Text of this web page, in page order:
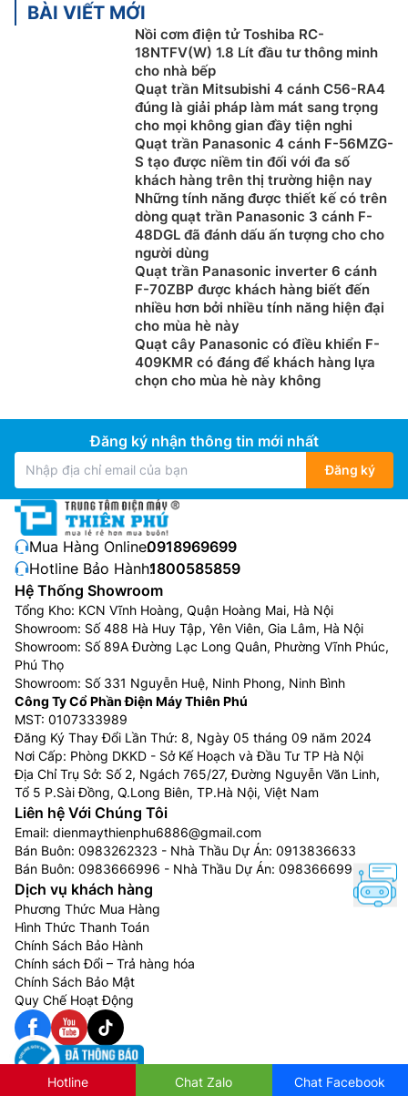
BÀI VIẾT MỚI
Nồi cơm điện tử Toshiba RC-
18NTFV(W) 1.8 Lít đầu tư thông minh
cho nhà bếp
Quạt trần Mitsubishi 4 cánh C56-RA4
đúng là giải pháp làm mát sang trọng
cho mọi không gian đầy tiện nghi
Quạt trần Panasonic 4 cánh F-56MZG-
S tạo được niềm tin đối với đa số
khách hàng trên thị trường hiện nay
Những tính năng được thiết kế có trên
dòng quạt trần Panasonic 3 cánh F-
48DGL đã đánh dấu ấn tượng cho cho
người dùng
Quạt trần Panasonic inverter 6 cánh
F-70ZBP được khách hàng biết đến
nhiều hơn bởi nhiều tính năng hiện đại
cho mùa hè này
Quạt cây Panasonic có điều khiển F-
409KMR có đáng để khách hàng lựa
chọn cho mùa hè này không
Đăng ký nhận thông tin mới nhất
Đăng ký
Mua Hàng Online:0918969699
Hotline Bảo Hành:1800585859
Hệ Thống Showroom
Tổng Kho: KCN Vĩnh Hoàng, Quận Hoàng Mai, Hà Nội
Showroom: Số 488 Hà Huy Tập, Yên Viên, Gia Lâm, Hà Nội
Showroom: Số 89A Đường Lạc Long Quân, Phường Vĩnh Phúc,
Phú Thọ
Showroom: Số 331 Nguyễn Huệ, Ninh Phong, Ninh Bình
Công Ty Cổ Phần Điện Máy Thiên Phú
MST: 0107333989
Đăng Ký Thay Đổi Lần Thứ: 8, Ngày 05 tháng 09 năm 2024
Nơi Cấp: Phòng DKKD - Sở Kế Hoạch và Đầu Tư TP Hà Nội
Địa Chỉ Trụ Sở: Số 2, Ngách 765/27, Đường Nguyễn Văn Linh,
Tổ 5 P.Sài Đồng, Q.Long Biên, TP.Hà Nội, Việt Nam
Liên hệ Với Chúng Tôi
Email: dienmaythienphu6886@gmail.com
Bán Buôn: 0983262323 - Nhà Thầu Dự Án: 0913836633
Bán Buôn: 0983666996 - Nhà Thầu Dự Án: 0983666996
Dịch vụ khách hàng
Phương Thức Mua Hàng
Hình Thức Thanh Toán
Chính Sách Bảo Hành
Chính sách Đổi – Trả hàng hóa
Chính Sách Bảo Mật
Quy Chế Hoạt Động
Hotline Chat Zalo Chat Facebook